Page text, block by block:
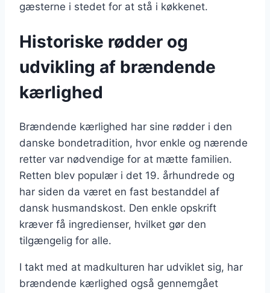
gæsterne i stedet for at stå i køkkenet.
Historiske rødder og
udvikling af brændende
kærlighed
Brændende kærlighed har sine rødder i den
danske bondetradition, hvor enkle og nærende
retter var nødvendige for at mætte familien.
Retten blev populær i det 19. århundrede og
har siden da været en fast bestanddel af
dansk husmandskost. Den enkle opskrift
kræver få ingredienser, hvilket gør den
tilgængelig for alle.
I takt med at madkulturen har udviklet sig, har
brændende kærlighed også gennemgået